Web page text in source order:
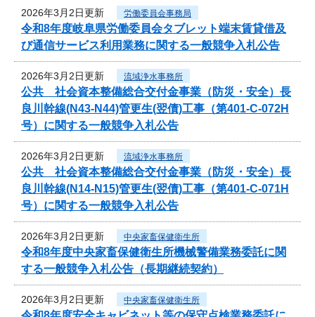
2026年3月2日更新 労働委員会事務局
令和8年度岐阜県労働委員会タブレット端末賃貸借及
び通信サービス利用業務に関する一般競争入札公告
2026年3月2日更新 流域浄水事務所
公共 社会資本整備総合交付金事業（防災・安全）長
良川幹線(N43-N44)管更生(翌債)工事（第401-C-072H
号）に関する一般競争入札公告
2026年3月2日更新 流域浄水事務所
公共 社会資本整備総合交付金事業（防災・安全）長
良川幹線(N14-N15)管更生(翌債)工事（第401-C-071H
号）に関する一般競争入札公告
2026年3月2日更新 中央家畜保健衛生所
令和8年度中央家畜保健衛生所機械警備業務委託に関
する一般競争入札公告（長期継続契約）
2026年3月2日更新 中央家畜保健衛生所